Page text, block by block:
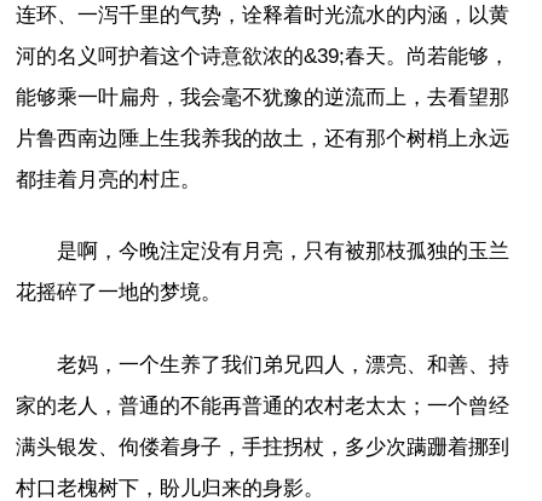
连环、一泻千里的气势，诠释着时光流水的内涵，以黄
河的名义呵护着这个诗意欲浓的&39;春天。尚若能够，
能够乘一叶扁舟，我会毫不犹豫的逆流而上，去看望那
片鲁西南边陲上生我养我的故土，还有那个树梢上永远
都挂着月亮的村庄。
是啊，今晚注定没有月亮，只有被那枝孤独的玉兰
花摇碎了一地的梦境。
老妈，一个生养了我们弟兄四人，漂亮、和善、持
家的老人，普通的不能再普通的农村老太太；一个曾经
满头银发、佝偻着身子，手拄拐杖，多少次蹒跚着挪到
村口老槐树下，盼儿归来的身影。